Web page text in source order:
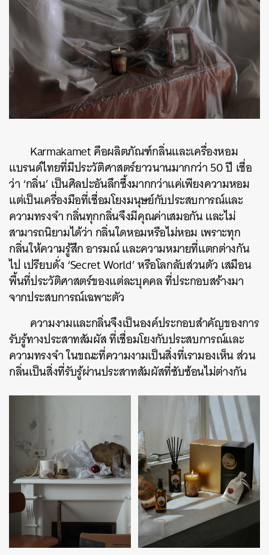
Karmakamet คือผลิตภัณฑ์กลิ่นและเครื่องหอม
แบรนด์ไทยที่มีประวัติศาสตร์ยาวนานมากกว่า 50 ปี เชื่อ
ว่า ‘กลิ่น’ เป็นศิลปะอันลึกซึ้งมากกว่าแค่เพียงความหอม
แต่เป็นเครื่องมือที่เชื่อมโยงมนุษย์กับประสบการณ์และ
ความทรงจำ กลิ่นทุกกลิ่นจึงมีคุณค่าเสมอกัน และไม่
สามารถนิยามได้ว่า กลิ่นใดหอมหรือไม่หอม เพราะทุก
กลิ่นให้ความรู้สึก อารมณ์ และความหมายที่แตกต่างกัน
ไป เปรียบดั่ง ‘Secret World’ หรือโลกลับส่วนตัว เสมือน
พื้นที่ประวัติศาสตร์ของแต่ละบุคคล ที่ประกอบสร้างมา
จากประสบการณ์เฉพาะตัว
ความงามและกลิ่นจึงเป็นองค์ประกอบสำคัญของการ
รับรู้ทางประสาทสัมผัส ที่เชื่อมโยงกับประสบการณ์และ
ความทรงจำ ในขณะที่ความงามเป็นสิ่งที่เรามองเห็น ส่วน
กลิ่นเป็นสิ่งที่รับรู้ผ่านประสาทสัมผัสที่ซับซ้อนไม่ต่างกัน